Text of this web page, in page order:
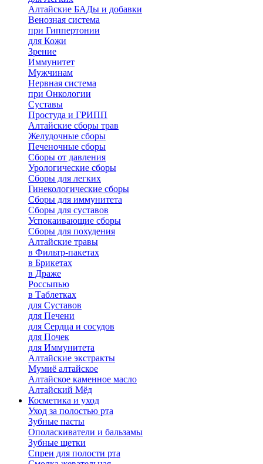
Алтайские БАДы и добавки
Венозная система
при Гиппертонии
для Кожи
Зрение
Иммунитет
Мужчинам
Нервная система
при Онкологии
Суставы
Простуда и ГРИПП
Алтайские сборы трав
Желудочные сборы
Печеночные сборы
Сборы от давления
Урологические сборы
Сборы для легких
Гинекологические сборы
Сборы для иммунитета
Сборы для суставов
Успокаивающие сборы
Сборы для похудения
Алтайские травы
в Фильтр-пакетах
в Брикетах
в Драже
Россыпью
в Таблетках
для Cуставов
для Печени
для Сердца и сосудов
для Почек
для Иммунитета
Алтайские экстракты
Мумиё алтайское
Алтайское каменное масло
Алтайский Мёд
Косметика и уход
Уход за полостью рта
Зубные пасты
Ополаскиватели и бальзамы
Зубные щетки
Спреи для полости рта